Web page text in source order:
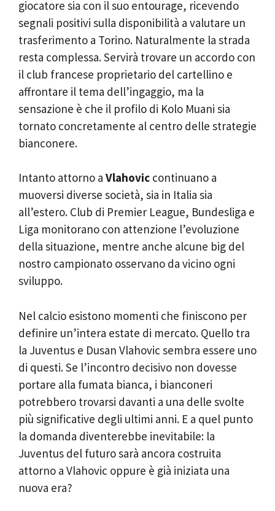
giocatore sia con il suo entourage, ricevendo
segnali positivi sulla disponibilità a valutare un
trasferimento a Torino. Naturalmente la strada
resta complessa. Servirà trovare un accordo con
il club francese proprietario del cartellino e
affrontare il tema dell’ingaggio, ma la
sensazione è che il profilo di Kolo Muani sia
tornato concretamente al centro delle strategie
bianconere.
Intanto attorno a Vlahovic continuano a
muoversi diverse società, sia in Italia sia
all’estero. Club di Premier League, Bundesliga e
Liga monitorano con attenzione l’evoluzione
della situazione, mentre anche alcune big del
nostro campionato osservano da vicino ogni
sviluppo.
Nel calcio esistono momenti che finiscono per
definire un’intera estate di mercato. Quello tra
la Juventus e Dusan Vlahovic sembra essere uno
di questi. Se l’incontro decisivo non dovesse
portare alla fumata bianca, i bianconeri
potrebbero trovarsi davanti a una delle svolte
più significative degli ultimi anni. E a quel punto
la domanda diventerebbe inevitabile: la
Juventus del futuro sarà ancora costruita
attorno a Vlahovic oppure è già iniziata una
nuova era?